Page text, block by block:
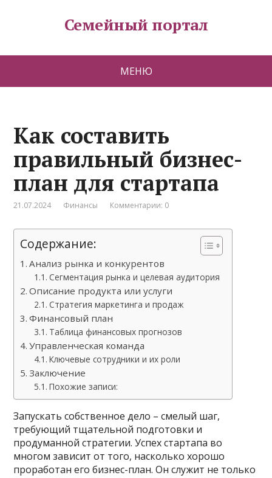
Семейный портал
МЕНЮ
Как составить
правильный бизнес-
план для стартапа
21.07.2024 Финансы Комментарии: 0
Содержание:
Анализ рынка и конкурентов
Сегментация рынка и целевая аудитория
Описание продукта или услуги
Стратегия маркетинга и продаж
Финансовый план
Таблица финансовых прогнозов
Управленческая команда
Ключевые сотрудники и их роли
Заключение
Похожие записи:
Запускать собственное дело – смелый шаг,
требующий тщательной подготовки и
продуманной стратегии. Успех стартапа во
многом зависит от того, насколько хорошо
проработан его бизнес-план. Он служит не только